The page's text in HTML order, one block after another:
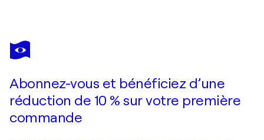
TIM MÜLLER
Street style
Abonnez-vous et bénéficiez d’une
réduction de 10 % sur votre première
commande